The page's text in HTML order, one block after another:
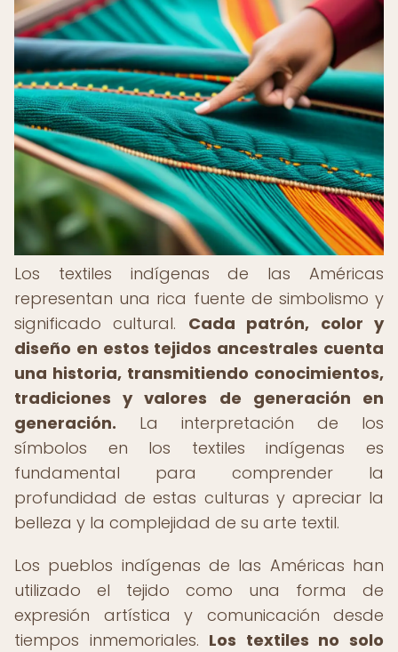
Los textiles indígenas de las Américas
representan una rica fuente de simbolismo y
significado cultural. Cada patrón, color y
diseño en estos tejidos ancestrales cuenta
una historia, transmitiendo conocimientos,
tradiciones y valores de generación en
generación. La interpretación de los
símbolos en los textiles indígenas es
fundamental para comprender la
profundidad de estas culturas y apreciar la
belleza y la complejidad de su arte textil.
Los pueblos indígenas de las Américas han
utilizado el tejido como una forma de
expresión artística y comunicación desde
tiempos inmemoriales. Los textiles no solo